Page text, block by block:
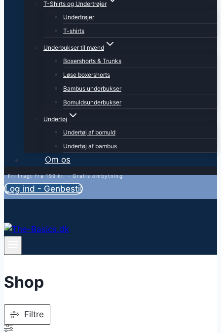
T-Shirts og Undertrøjer
Undertrøjer
T-shirts
Underbukser til mænd
Boxershorts & Trunks
Løse boxershorts
Bambus underbukser
Bomuldsunderbukser
Undertøj
Undertøj af bomuld
Undertøj af bambus
Om os
Fri fragt fra 199 kr. - Gratis ombytning
Log ind - Genbestil
Shop
Filtre